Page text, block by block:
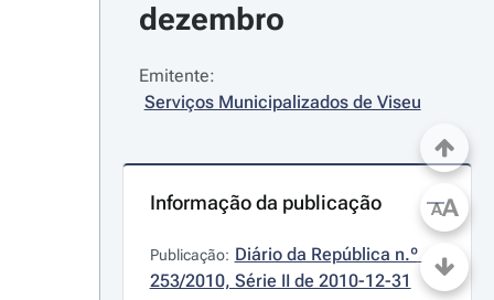
dezembro
Emitente:
Serviços Municipalizados de Viseu
Informação da publicação
Publicação: Diário da República n.º
253/2010, Série II de 2010-12-31
AA